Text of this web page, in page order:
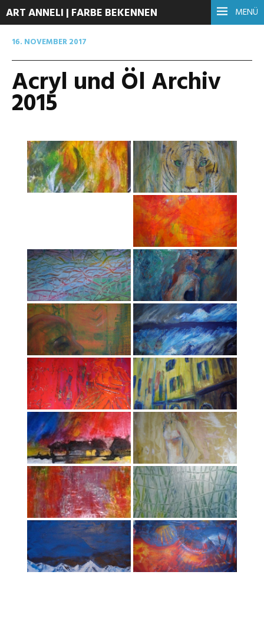
MENÜ
ART ANNELI | FARBE BEKENNEN
16. NOVEMBER 2017
Acryl und Öl Archiv
2015